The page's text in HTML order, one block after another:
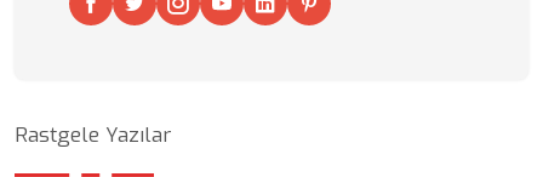
Rastgele Yazılar